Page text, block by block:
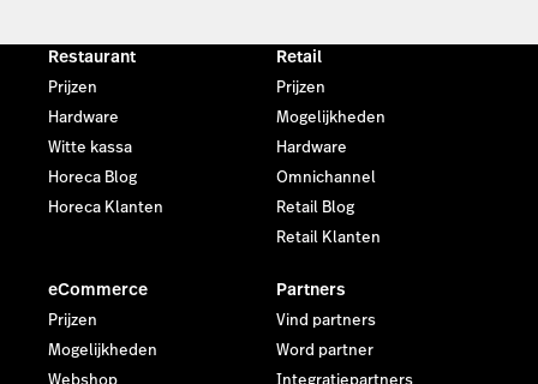
Restaurant
Prijzen
Hardware
Witte kassa
Horeca Blog
Horeca Klanten
Retail
Prijzen
Mogelijkheden
Hardware
Omnichannel
Retail Blog
Retail Klanten
eCommerce
Prijzen
Mogelijkheden
Partners
Vind partners
Word partner